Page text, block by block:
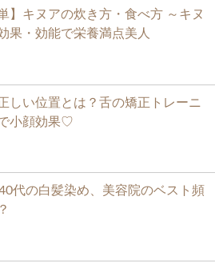
単】キヌアの炊き方・食べ方 ～キヌ
果・効能で栄養満点美人
しい位置とは？舌の矯正トレーニ
小顔効果♡
代の白髪染め、美容院のベスト頻